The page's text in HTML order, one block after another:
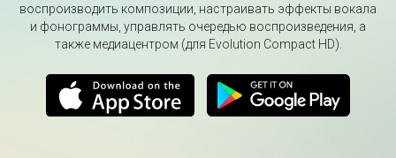
воспроизводить композиции, настраивать эффекты вокала
и фонограммы, управлять очередью воспроизведения, а
также медиацентром (для Evolution Compact HD).